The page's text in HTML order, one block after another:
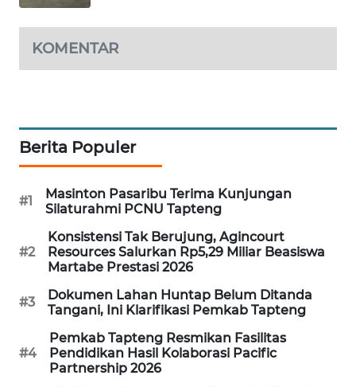
KOMENTAR
Berita Populer
#1
Masinton Pasaribu Terima Kunjungan
Silaturahmi PCNU Tapteng
#2
Konsistensi Tak Berujung, Agincourt
Resources Salurkan Rp5,29 Miliar Beasiswa
Martabe Prestasi 2026
#3
Dokumen Lahan Huntap Belum Ditanda
Tangani, Ini Klarifikasi Pemkab Tapteng
#4
Pemkab Tapteng Resmikan Fasilitas
Pendidikan Hasil Kolaborasi Pacific
Partnership 2026
METRO
MEDAN
NEWS
METRO
JAKARTA
NEWS
KRT
KARING